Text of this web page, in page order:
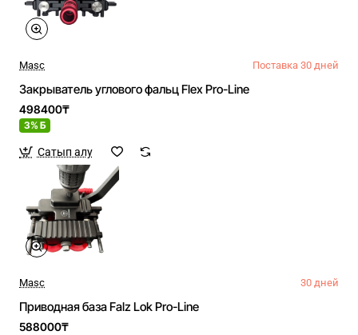
Masc Поставка 30 дней
Закрыватель углового фальц Flex Pro-Line
498400₸
3% Б
Сатып алу
Masc 30 дней
Приводная база Falz Lok Pro-Line
588000₸